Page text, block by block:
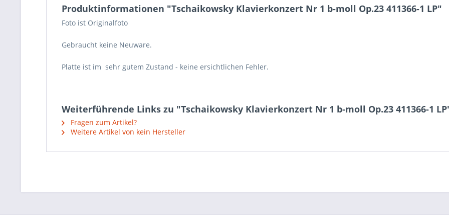
Produktinformationen "Tschaikowsky Klavierkonzert Nr 1 b-moll Op.23 411366-1 LP"
Foto ist Originalfoto
Gebraucht keine Neuware.
Platte ist im sehr gutem Zustand - keine ersichtlichen Fehler.
Weiterführende Links zu "Tschaikowsky Klavierkonzert Nr 1 b-moll Op.23 411366-1
Fragen zum Artikel?
Weitere Artikel von kein Hersteller